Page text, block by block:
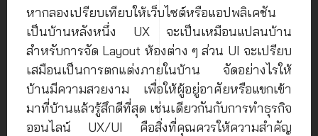
หากลองเปรียบเทียบให้เว็บไซต์หรือแอปพลิเคชัน
เป็นบ้านหลังหนึ่ง UX จะเป็นเหมือนแปลนบ้าน
สำหรับการจัด Layout ห้องต่าง ๆ ส่วน UI จะเปรียบ
เสมือนเป็นการตกแต่งภายในบ้าน จัดอย่างไรให้
บ้านมีความสวยงาม เพื่อให้ผู้อยู่อาศัยหรือแขกเข้า
มาที่บ้านแล้วรู้สึกดีที่สุด เช่นเดียวกันกับการทำธุรกิจ
ออนไลน์ UX/UI คือสิ่งที่คุณควรให้ความสำคัญ